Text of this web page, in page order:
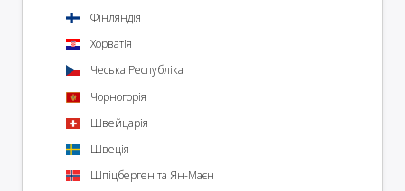
Фінляндія
Хорватія
Чеська Республіка
Чорногорія
Швейцарія
Швеція
Шпіцберген та Ян-Маєн